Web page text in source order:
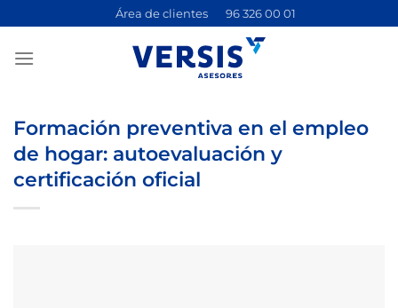
contenido
Área de clientes 96 326 00 01
Formación preventiva en el empleo
de hogar: autoevaluación y
certificación oficial